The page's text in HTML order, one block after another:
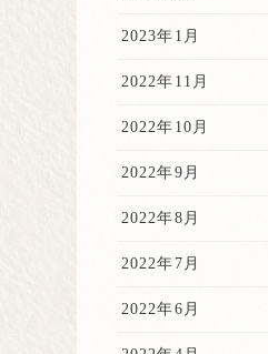
2023年1月
2022年11月
2022年10月
2022年9月
2022年8月
2022年7月
2022年6月